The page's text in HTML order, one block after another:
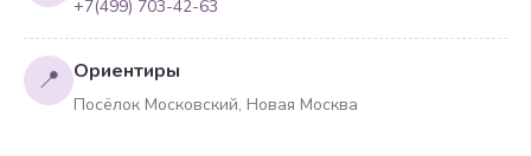
+7(499) 703-42-63
📍 Ориентиры
Посёлок Московский, Новая Москва